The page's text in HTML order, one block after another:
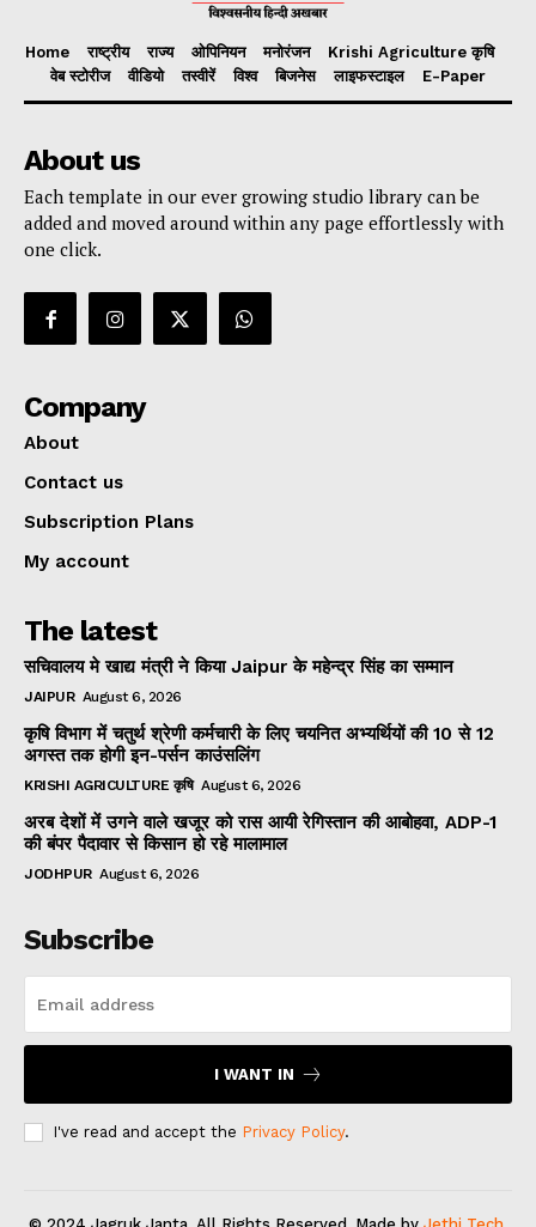
Home राष्ट्रीय राज्य ओपिनियन मनोरंजन
Krishi Agriculture कृषि
वेब स्टोरीज
वीडियो तस्वीरें विश्व बिजनेस लाइफस्टाइल E-Paper
About us
Each template in our ever growing studio library can be
added and moved around within any page effortlessly with
one click.
Company
About
Contact us
Subscription Plans
My account
The latest
सचिवालय मे खाद्य मंत्री ने किया Jaipur के महेन्द्र सिंह का सम्मान
JAIPUR August 6, 2026
कृषि विभाग में चतुर्थ श्रेणी कर्मचारी के लिए चयनित अभ्यर्थियों की 10 से 12
अगस्त तक होगी इन-पर्सन काउंसलिंग
KRISHI AGRICULTURE कृषि August 6, 2026
अरब देशों में उगने वाले खजूर को रास आयी रेगिस्तान की आबोहवा, ADP-1
की बंपर पैदावार से किसान हो रहे मालामाल
JODHPUR August 6, 2026
Subscribe
I WANT IN
I've read and accept the Privacy Policy.